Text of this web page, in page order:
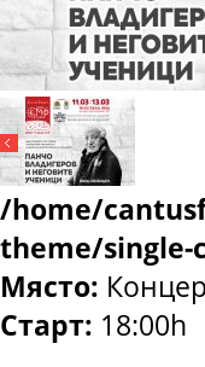
/home/
theme/single-
Място:
Старт: 18:00h